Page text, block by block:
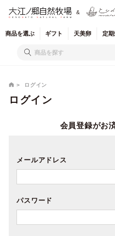
&
商品を選ぶ ギフト 天美卵 定期
ログイン
ログイン
会員登録がお
メールアドレス
パスワード